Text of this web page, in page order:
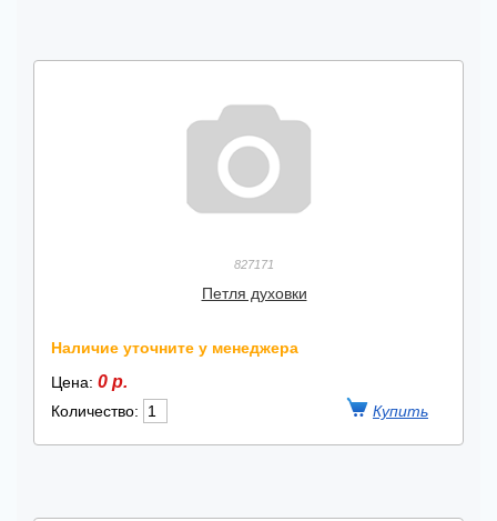
827171
Петля духовки
Наличие уточните у менеджера
Цена: 0 р.
Количество: